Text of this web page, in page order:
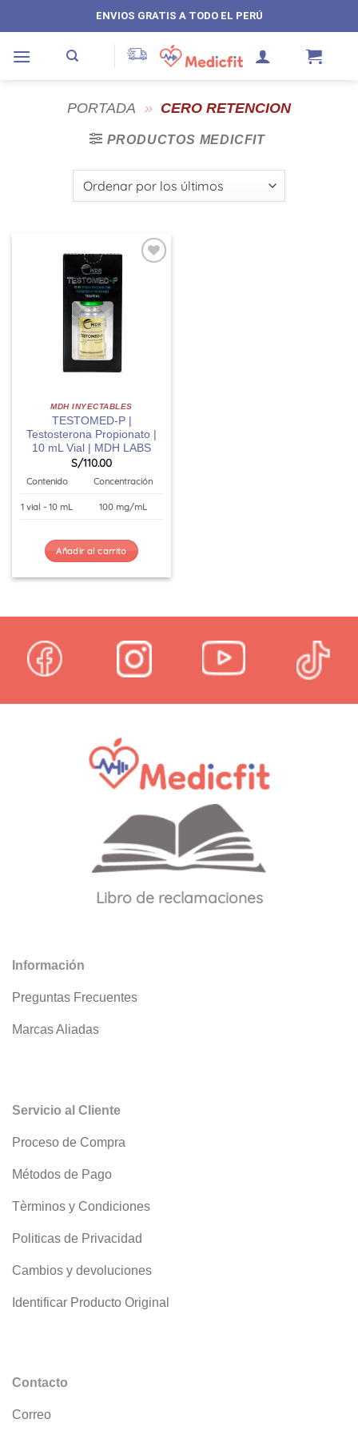
al
contenido
ENVIOS GRATIS A TODO EL PERÚ
PORTADA » CERO RETENCION
PRODUCTOS MEDICFIT
MDH INYECTABLES
TESTOMED-P |
Testosterona Propionato |
10 mL Vial | MDH LABS
S/110.00
Contenido Concentración
1 vial - 10 mL 100 mg/mL
Añadir al carrito
Libro de reclamaciones
Información
Preguntas Frecuentes
Marcas Aliadas
Servicio al Cliente
Proceso de Compra
Métodos de Pago
Tèrminos y Condiciones
Politicas de Privacidad
Cambios y devoluciones
Identificar Producto Original
Contacto
Correo